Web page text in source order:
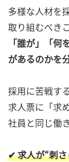
多様な人材を
取り組むべき
「誰が」「
があるのかを
採用に苦戦す
求人票に「求
社員と同じ働
✔ 求人が“刺